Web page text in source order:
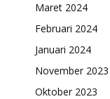
Maret 2024
Februari 2024
Januari 2024
November 2023
Oktober 2023